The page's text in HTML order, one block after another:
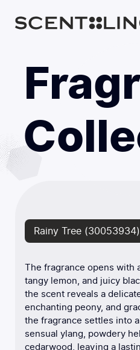
Rainy Tree (30053934)
The fragrance opens with
tangy lemon, and juicy
the scent reveals a
enchanting peony, and
the fragrance settles into
sensual ylang, powdery
cedarwood, leaving a